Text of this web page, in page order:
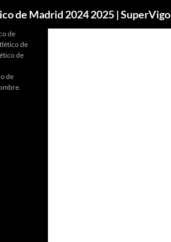
de Madrid 2024 2025 | SuperVigo
de
de
de
de